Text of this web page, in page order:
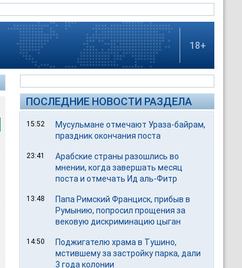
18+
ПОСЛЕДНИЕ НОВОСТИ РАЗДЕЛА
15:52
Мусульмане отмечают Ураза-байрам,
праздник окончания поста
23:41
Арабские страны разошлись во
мнении, когда завершать месяц
поста и отмечать Ид аль-Фитр
13:48
Папа Римский Франциск, прибыв в
Румынию, попросил прощения за
вековую дискриминацию цыган
14:50
Поджигателю храма в Тушино,
мстившему за застройку парка, дали
3 года колонии